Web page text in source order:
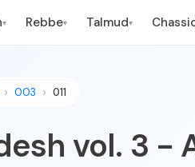
▾ Rebbe▾ Talmud▾
003 011
vol. 3 -